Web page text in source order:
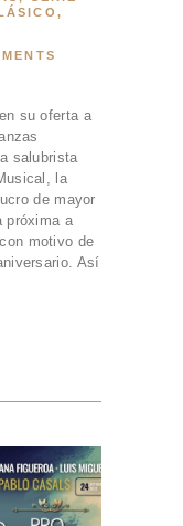
,
su oferta a
salubrista
la
de mayor
próxima a
motivo de
Así